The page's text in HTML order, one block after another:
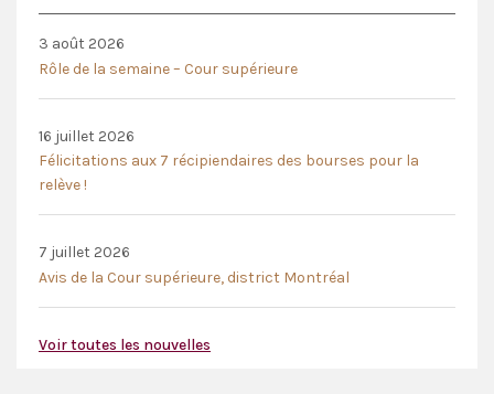
3 août 2026
Rôle de la semaine – Cour supérieure
16 juillet 2026
Félicitations aux 7 récipiendaires des bourses pour la
relève !
7 juillet 2026
Avis de la Cour supérieure, district Montréal
Voir toutes les nouvelles